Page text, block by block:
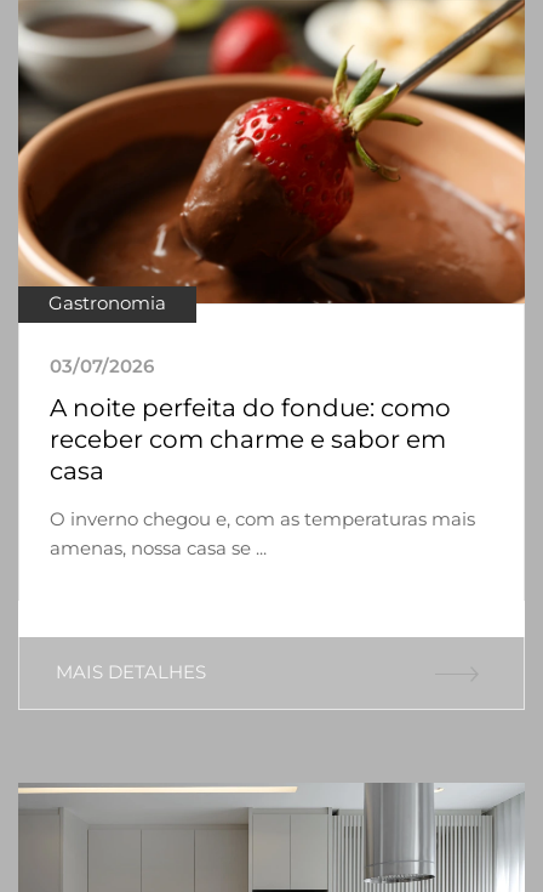
Gastronomia
03/07/2026
A noite perfeita do fondue: como
receber com charme e sabor em
casa
O inverno chegou e, com as temperaturas mais
amenas, nossa casa se ...
MAIS DETALHES